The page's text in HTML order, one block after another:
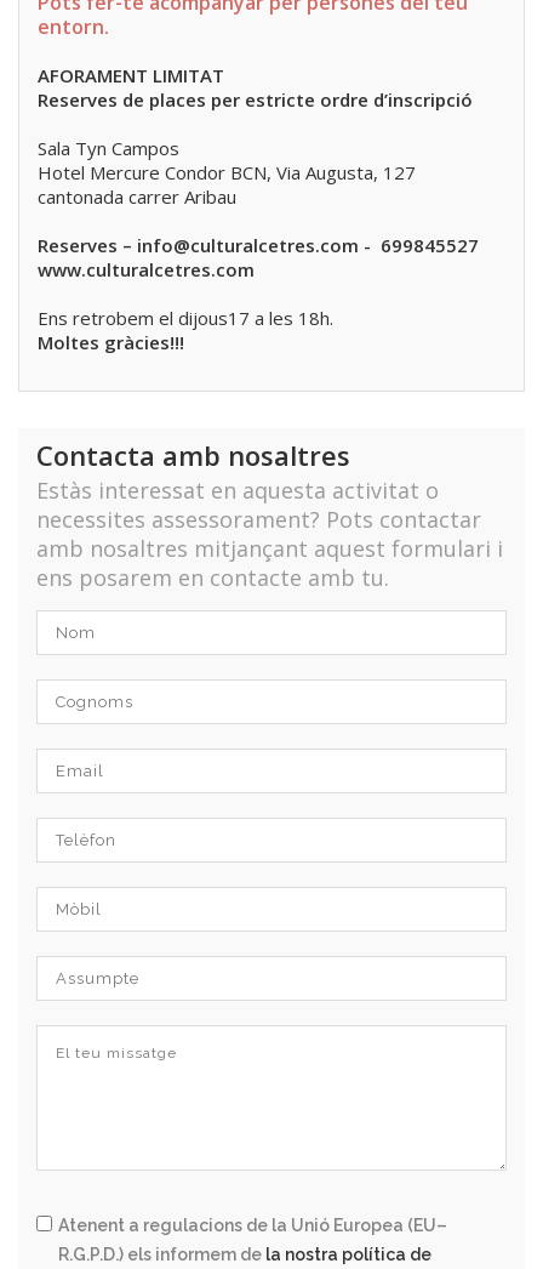
entorn.
AFORAMENT LIMITAT
Reserves de places per estricte ordre d’inscripció
Sala Tyn Campos
Hotel Mercure Condor BCN, Via Augusta, 127
cantonada carrer Aribau
Reserves – info@culturalcetres.com - 699845527
www.culturalcetres.com
Ens retrobem el dijous17 a les 18h.
Moltes gràcies!!!
Contacta amb nosaltres
Estàs interessat en aquesta activitat o
necessites assessorament? Pots contactar
amb nosaltres mitjançant aquest formulari i
ens posarem en contacte amb tu.
Atenent a regulacions de la Unió Europea (EU–
R.G.P.D.) els informem de la nostra política de